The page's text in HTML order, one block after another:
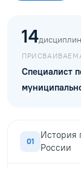
14дисциплин
Специалист
01
История
России